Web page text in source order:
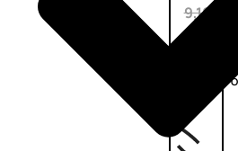
9,10
6,83
ESAURITO